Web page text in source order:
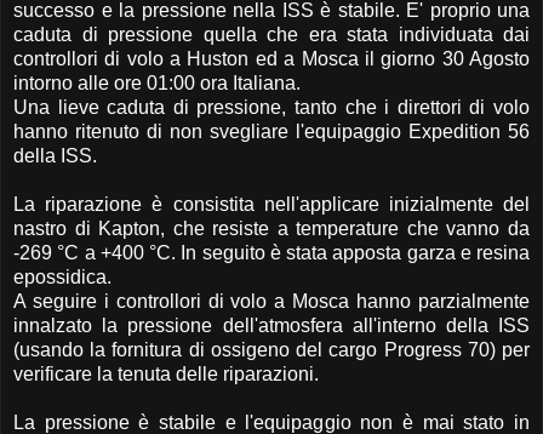
successo e la pressione nella ISS è stabile. E' proprio una
caduta di pressione quella che era stata individuata dai
controllori di volo a Huston ed a Mosca il giorno 30 Agosto
intorno alle ore 01:00 ora Italiana.
Una lieve caduta di pressione, tanto che i direttori di volo
hanno ritenuto di non svegliare l'equipaggio Expedition 56
della ISS.
La riparazione è consistita nell'applicare inizialmente del
nastro di Kapton, che resiste a temperature che vanno da
-269 °C a +400 °C. In seguito è stata apposta garza e resina
epossidica.
A seguire i controllori di volo a Mosca hanno parzialmente
innalzato la pressione dell'atmosfera all'interno della ISS
(usando la fornitura di ossigeno del cargo Progress 70) per
verificare la tenuta delle riparazioni.
La pressione è stabile e l'equipaggio non è mai stato in